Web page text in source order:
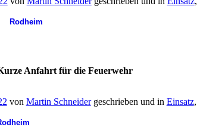
Rodheim
Anfahrt für die Feuerwehr
von Martin Schneidergeschrieben und in Einsatz,